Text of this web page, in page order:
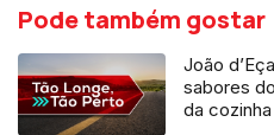
Pode também gostar
João
sabores
da